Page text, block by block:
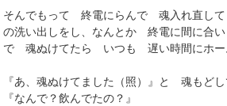
そんでもって 終電にらんで 魂入れ直し
の洗い出しをし、なんとか 終電に間に合
で 魂ぬけてたら いつも 遅い時間にホー
『あ、魂ぬけてました（照）』と 魂もどし
『なんで？飲んでたの？』